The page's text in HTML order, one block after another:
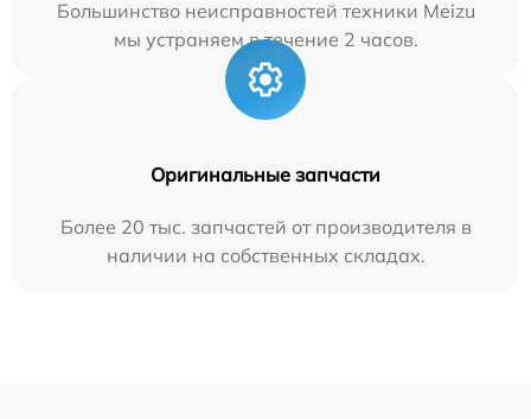
Большинство неисправностей техники Meizu
мы устраняем в течение 2 часов.
Оригинальные запчасти
Более 20 тыс. запчастей от производителя в
наличии на собственных складах.